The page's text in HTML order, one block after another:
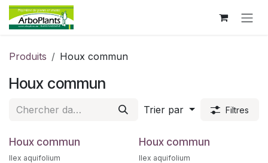
Se rendre au contenu
Produits Houx commun
Houx commun
Trier par Filtres
Houx commun
Ilex aquifolium
Houx commun
Ilex aquifolium